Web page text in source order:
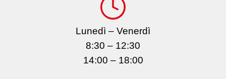
Lunedì – Venerdì
8:30 – 12:30
14:00 – 18:00